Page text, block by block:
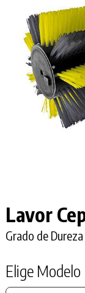
Lavor
Grado de
Elige Modelo